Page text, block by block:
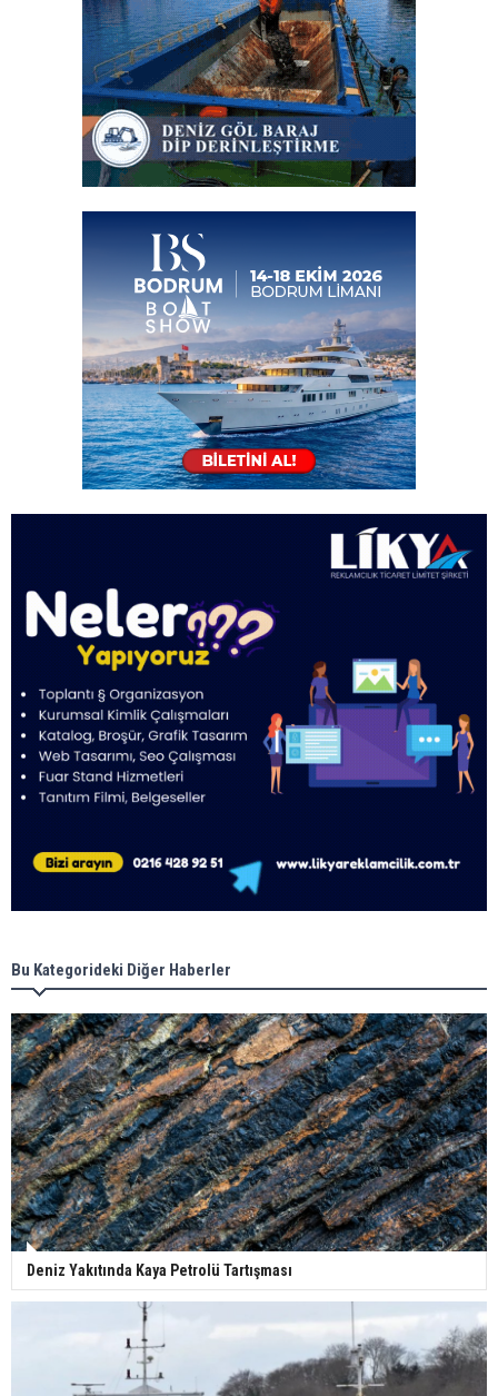
Bu Kategorideki Diğer Haberler
Deniz Yakıtında Kaya Petrolü Tartışması